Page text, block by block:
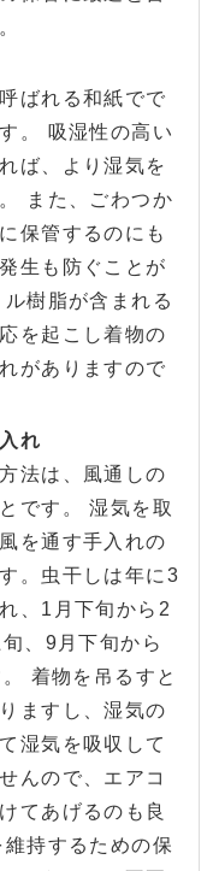
ばれる和紙でで
。 吸湿性の高い
ば、より湿気を
また、ごわつか
保管するのにも
生も防ぐことが
樹脂が含まれる
を起こし着物の
がありますので
れ
法は、風通しの
です。 湿気を取
を通す手入れの
。虫干しは年に3
、1月下旬から2
、9月下旬から
着物を吊るすと
ますし、湿気の
湿気を吸収して
んので、エアコ
てあげるのも良
持するための保